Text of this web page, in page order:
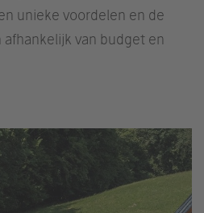
unieke voordelen en de
van budget en